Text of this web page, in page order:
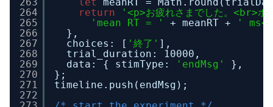
264
265
266
267
268
269
270
271
272
return
'<p>お疲れさまでした。<br>
'mean RT = '
+ meanRT +
'
},
choices: [ '終了' ],
trial_duration: 10000,
data: { stimType:
'endMsg'
},
};
timeline.push(endMsg);